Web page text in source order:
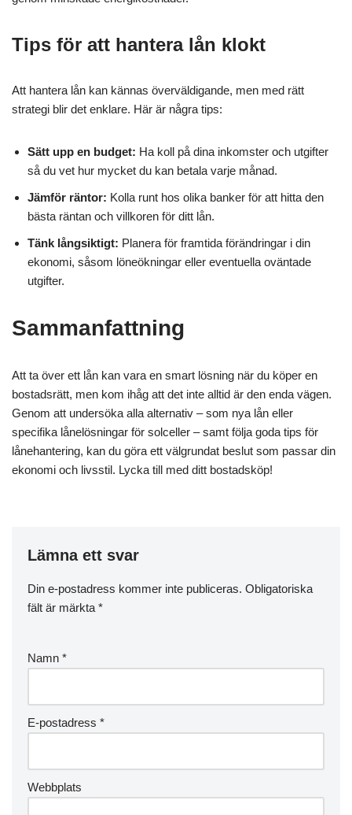
Tips för att hantera lån klokt
Att hantera lån kan kännas överväldigande, men med rätt
strategi blir det enklare. Här är några tips:
Sätt upp en budget: Ha koll på dina inkomster och utgifter
så du vet hur mycket du kan betala varje månad.
Jämför räntor: Kolla runt hos olika banker för att hitta den
bästa räntan och villkoren för ditt lån.
Tänk långsiktigt: Planera för framtida förändringar i din
ekonomi, såsom löneökningar eller eventuella oväntade
utgifter.
Sammanfattning
Att ta över ett lån kan vara en smart lösning när du köper en
bostadsrätt, men kom ihåg att det inte alltid är den enda vägen.
Genom att undersöka alla alternativ – som nya lån eller
specifika lånelösningar för solceller – samt följa goda tips för
lånehantering, kan du göra ett välgrundat beslut som passar din
ekonomi och livsstil. Lycka till med ditt bostadsköp!
Lämna ett svar
Din e-postadress kommer inte publiceras. Obligatoriska
fält är märkta *
Namn *
E-postadress *
Webbplats